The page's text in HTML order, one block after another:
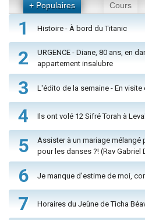
+ Populaires Cours
1 Histoire - À bord du Titanic
2
URGENCE - Diane, 80 ans, en
appartement insalubre
3 L'édito de la semaine - En visite
4 Ils ont volé 12 Sifré Torah à
5
Assister à un mariage mélangé
pour les danses ?! (Rav Gabriel
6 Je manque d'estime de moi,
7 Horaires du Jeûne de Ticha